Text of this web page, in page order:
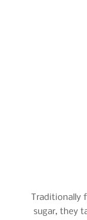
Traditionally
sugar, they